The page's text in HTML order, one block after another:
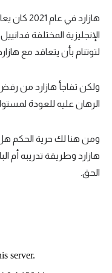
هازارد
الإنجليزية المختلفة
لتوتنام بأن يتعاقد مع
ولكن تفاجأ هازارد من
الرهان عليه للعودة
ومن هنا لك حرية الحكم
هازارد وطريقة تدريبه أم
الحق.